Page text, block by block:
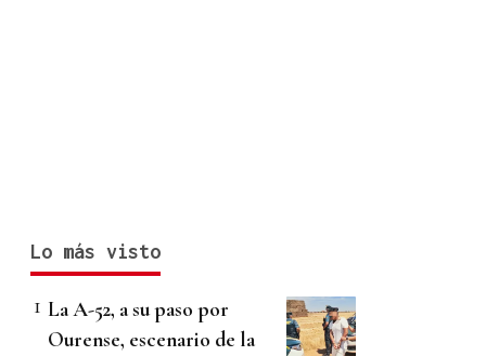
Lo más visto
La A-52, a su paso por
Ourense, escenario de la